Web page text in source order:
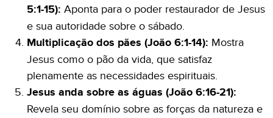
5:1-15): Aponta para o poder restaurador de Jesus
e sua autoridade sobre o sábado.
Multiplicação dos pães (João 6:1-14): Mostra
Jesus como o pão da vida, que satisfaz
plenamente as necessidades espirituais.
Jesus anda sobre as águas (João 6:16-21):
Revela seu domínio sobre as forças da natureza e